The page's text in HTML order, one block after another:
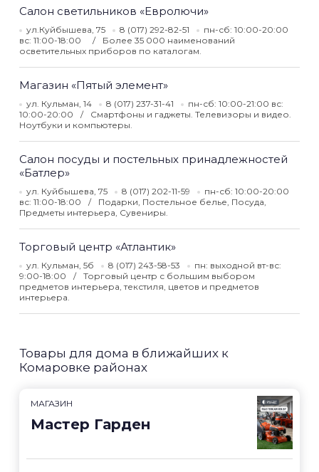
Салон светильников «Евролючи»
ул.Куйбышева, 75 8 (017) 292-82-51
пн-сб: 10:00-20:00
вс: 11:00-18:00
Более 35 000 наименований
осветительных приборов по каталогам.
Магазин «Пятый элемент»
ул. Кульман, 14 8 (017) 237-31-41
пн-сб: 10:00-21:00 вс:
10:00-20:00
Смартфоны и гаджеты. Телевизоры и видео.
Ноутбуки и компьютеры.
Салон посуды и постельных принадлежностей
«Батлер»
ул. Куйбышева, 75 8 (017) 202-11-59
пн-сб: 10:00-20:00
вс: 11:00-18:00
Подарки, Постельное белье, Посуда,
Предметы интерьера, Сувениры.
Торговый центр «Атлантик»
ул. Кульман, 5б 8 (017) 243-58-53
пн: выходной вт-вс:
9:00-18:00
Торговый центр с большим выбором
предметов интерьера, текстиля, цветов и предметов
интерьера.
Товары для дома в ближайших к
Комаровке районах
МАГАЗИН
Мастер Гарден